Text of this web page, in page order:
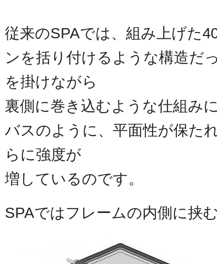
従来のSPAでは、組み上げた
ンを括り付けるような構造だ
を掛けながら
裏側に巻き込むような仕組み
バスのように、平面性が保た
らに強度が
増しているのです。
SPAではフレームの内側に挟